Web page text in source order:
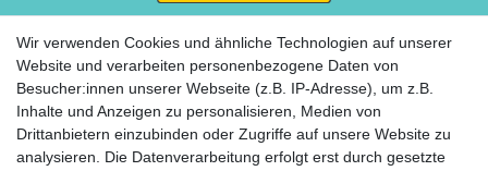
ZAHLUNG
Wir verwenden Cookies und ähnliche Technologien auf unserer
Website und verarbeiten personenbezogene Daten von
Besucher:innen unserer Webseite (z.B. IP-Adresse), um z.B.
Inhalte und Anzeigen zu personalisieren, Medien von
Drittanbietern einzubinden oder Zugriffe auf unsere Website zu
analysieren. Die Datenverarbeitung erfolgt erst durch gesetzte